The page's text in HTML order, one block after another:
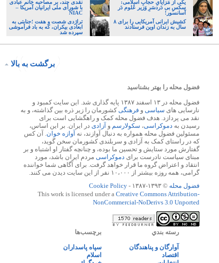
یکی از مَزایایِ حجابِ اسلامی:
سکسِ بی دَردسَرِ وَزیر عُلوم دَر
آسانسور!
نقدی چند، بر مصاحبه خانم عبادی
با شورای ملی ایرانیان آمریکا –
NIAC
کشیش ایرانی آمریکایی را برای ۸
سال به زندان اوین فرستادند
تراژدی شصت و هفت ؛جنایتی به
ابعادی بیکران، که به باد فراموشی
سپرده شد
برگشت به بالا
فضول محله را بهتر بشناسید
فضول محله در ۱۳ اسفند ۱۳۸۷ پایه گذاری شد. این سایت کمبود و
نارسایی های سیاسی و فرهنگی کشورمان را زیر ذره بین گذاشته، و به
نقد می پردازد. هدف فضول محله کمک و راهگشایی است برای
رسیدن به دموکراسی، سکولارسم و آزادی در ایران. بر این اساس،
مسئولین فضول محله همواره به دنبال آوازند، نه آوازه خوان . آن کس
که در راستای کمک به آزادی و سربلندی کشورمان سخن گوید،
گفتارش مورد ستایش و تحسین ما بوده، و چنانچه گفتار او اشتباه و بر
مبنای سیاست نادرست برای دموکراسی مردم ایران باشد، مورد
انتقاد و اعتراض گروه ما قرار خواهد گرفت. برای آگاهی شما خواننده
گرامی، همه روزه بیشتر از ۱۰،۰۰۰ نفر از این سایت دیدن می کنند.
فضول محله © ۱۳۹۳-۱۳۸۷ -
Cookie Policy
This work is licensed under a Creative Commons Attribution-
NonCommercial-NoDerivs 3.0 Unported
رسته بندي
آوارگان و پناهندگان
اقتصاد
برچسب‌ها
سپاه پاسداران
اسلام